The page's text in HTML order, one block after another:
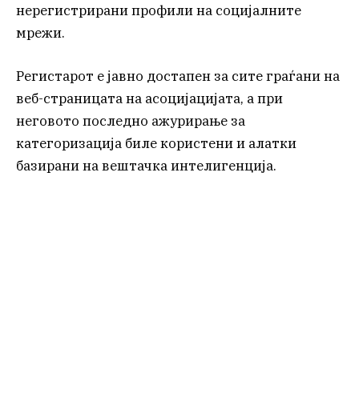
нерегистрирани профили на социјалните
мрежи.
Регистарот е јавно достапен за сите граѓани на
веб-страницата на асоцијацијата, а при
неговото последно ажурирање за
категоризација биле користени и алатки
базирани на вештачка интелигенција.